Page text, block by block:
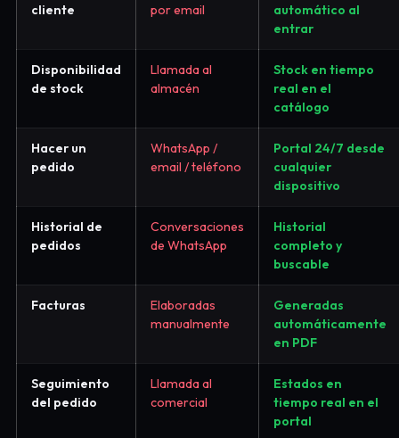
cliente
por email
automático al
entrar
Disponibilidad
de stock
Llamada al
almacén
Stock en tiempo
real en el
catálogo
Hacer un
pedido
WhatsApp /
email / teléfono
Portal 24/7 desde
cualquier
dispositivo
Historial de
pedidos
Conversaciones
de WhatsApp
Historial
completo y
buscable
Facturas
Elaboradas
manualmente
Generadas
automáticamente
en PDF
Seguimiento
del pedido
Llamada al
comercial
Estados en
tiempo real en el
portal